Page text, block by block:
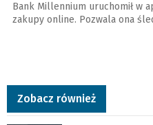
Bank Millennium uruchomił w
zakupy online. Pozwala ona
Zobacz również